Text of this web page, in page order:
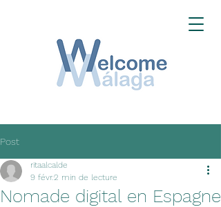
Post
Nomade digital en Espagne
ritaalcalde
9 févr.2 min de lecture